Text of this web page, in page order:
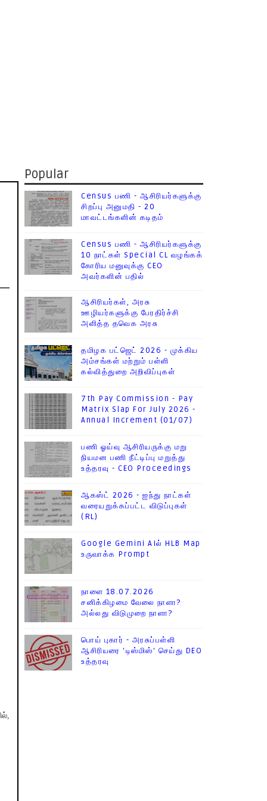
Popular
Census பணி - ஆசிரியர்களுக்கு
சிறப்பு அனுமதி - 20
மாவட்டங்களின் கடிதம்
Census பணி - ஆசிரியர்களுக்கு
10 நாட்கள் Special CL வழங்கக்
கோரிய மனுவுக்கு CEO
அவர்களின் பதில்
ஆசிரியர்கள், அரசு
ஊழியர்களுக்கு பேரதிர்ச்சி
அளித்த தவெக அரசு
தமிழக பட்ஜெட் 2026 - முக்கிய
அம்சங்கள் மற்றும் பள்ளி
கல்வித்துறை அறிவிப்புகள்
7th Pay Commission - Pay
Matrix Slap For July 2026 -
Annual Increment (01/07)
பணி ஓய்வு ஆசிரியருக்கு மறு
நியமன பணி நீட்டிப்பு மறுத்து
உத்தரவு - CEO Proceedings
ஆகஸ்ட் 2026 - ஐந்து நாட்கள்
வரையறுக்கப்பட்ட விடுப்புகள்
(RL)
Google Gemini AIல் HLB Map
உருவாக்க Prompt
நாளை 18.07.2026
சனிக்கிழமை வேலை நாளா?
அல்லது விடுமுறை நாளா?
பொய் புகார் - அரசுப்பள்ளி
ஆசிரியரை 'டிஸ்மிஸ்' செய்து DEO
உத்தரவு